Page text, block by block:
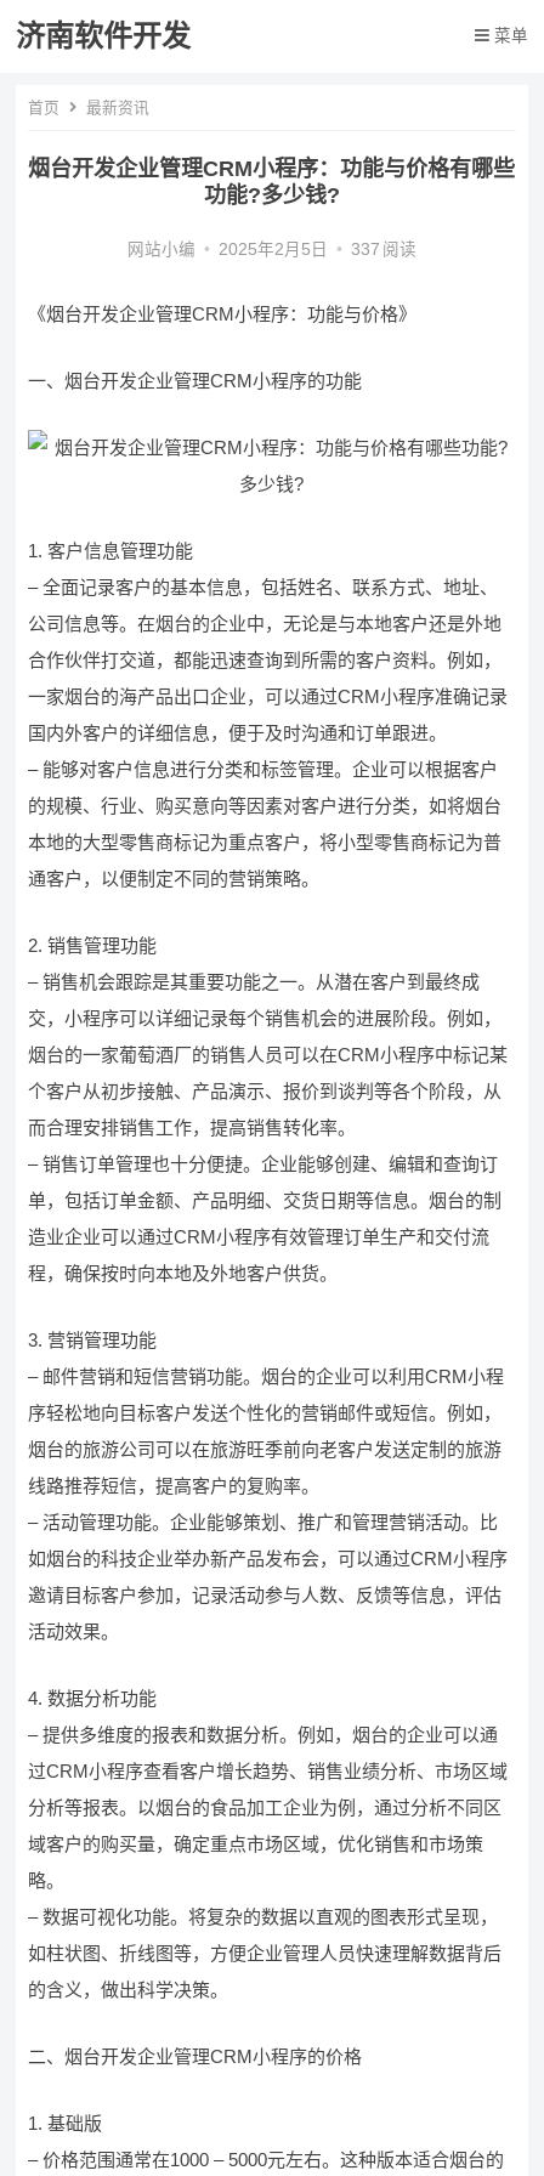
济南软件开发 菜单
首页 最新资讯
烟台开发企业管理CRM小程序：功能与价格有哪些
功能?多少钱?
网站小编 • 2025年2月5日 • 337 阅读
《烟台开发企业管理CRM小程序：功能与价格》
一、烟台开发企业管理CRM小程序的功能
1. 客户信息管理功能
– 全面记录客户的基本信息，包括姓名、联系方式、地址、
公司信息等。在烟台的企业中，无论是与本地客户还是外地
合作伙伴打交道，都能迅速查询到所需的客户资料。例如，
一家烟台的海产品出口企业，可以通过CRM小程序准确记录
国内外客户的详细信息，便于及时沟通和订单跟进。
– 能够对客户信息进行分类和标签管理。企业可以根据客户
的规模、行业、购买意向等因素对客户进行分类，如将烟台
本地的大型零售商标记为重点客户，将小型零售商标记为普
通客户，以便制定不同的营销策略。
2. 销售管理功能
– 销售机会跟踪是其重要功能之一。从潜在客户到最终成
交，小程序可以详细记录每个销售机会的进展阶段。例如，
烟台的一家葡萄酒厂的销售人员可以在CRM小程序中标记某
个客户从初步接触、产品演示、报价到谈判等各个阶段，从
而合理安排销售工作，提高销售转化率。
– 销售订单管理也十分便捷。企业能够创建、编辑和查询订
单，包括订单金额、产品明细、交货日期等信息。烟台的制
造业企业可以通过CRM小程序有效管理订单生产和交付流
程，确保按时向本地及外地客户供货。
3. 营销管理功能
– 邮件营销和短信营销功能。烟台的企业可以利用CRM小程
序轻松地向目标客户发送个性化的营销邮件或短信。例如，
烟台的旅游公司可以在旅游旺季前向老客户发送定制的旅游
线路推荐短信，提高客户的复购率。
– 活动管理功能。企业能够策划、推广和管理营销活动。比
如烟台的科技企业举办新产品发布会，可以通过CRM小程序
邀请目标客户参加，记录活动参与人数、反馈等信息，评估
活动效果。
4. 数据分析功能
– 提供多维度的报表和数据分析。例如，烟台的企业可以通
过CRM小程序查看客户增长趋势、销售业绩分析、市场区域
分析等报表。以烟台的食品加工企业为例，通过分析不同区
域客户的购买量，确定重点市场区域，优化销售和市场策
略。
– 数据可视化功能。将复杂的数据以直观的图表形式呈现，
如柱状图、折线图等，方便企业管理人员快速理解数据背后
的含义，做出科学决策。
二、烟台开发企业管理CRM小程序的价格
1. 基础版
– 价格范围通常在1000 – 5000元左右。这种版本适合烟台的